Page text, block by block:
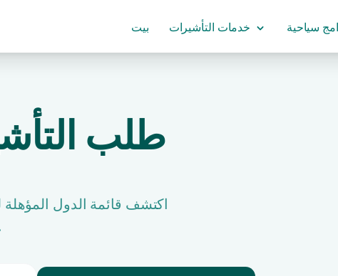
بيت خدمات التأشيرات سياحية
طلب
اكتشف قائمة الدول المؤهلة
متطلبات التقديم